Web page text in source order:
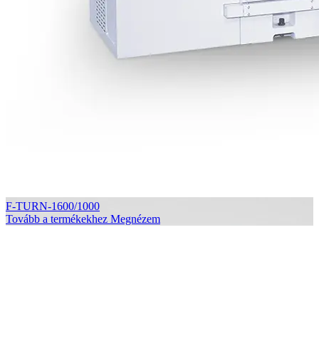
F-TURN-1600/1000
Tovább a termékekhez Megnézem